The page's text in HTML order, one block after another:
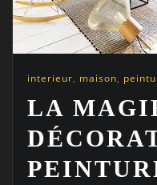
interieur, maison,
LA